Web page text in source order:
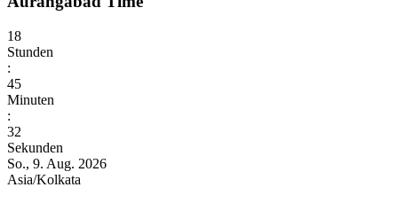
18
Stunden
:
45
Minuten
:
34
Sekunden
So., 9. Aug. 2026
Asia/Kolkata